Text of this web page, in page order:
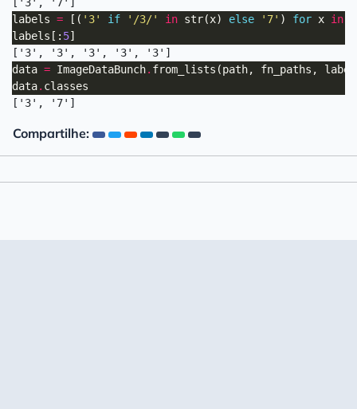
labels = [( '3' if '/3/' in str(x) else '7' ) for x in
labels[: 5
data = ImageDataBunch. from_lists(path, fn_paths,
data.
Compartilhe: